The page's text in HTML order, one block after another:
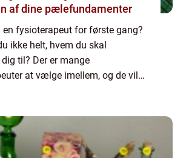
af dine pælefundamenter
en fysioterapeut for første gang?
ikke helt, hvem du skal
til? Der er mange
at vælge imellem, og de vil